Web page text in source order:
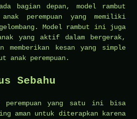
bagian depan, model rambut
perempuan yang memiliki
Model rambut ini juga
yang aktif dalam bergerak,
memberikan kesan yang simple
anak perempuan.
Sebahu
perempuan yang satu ini bisa
aman untuk diterapkan karena